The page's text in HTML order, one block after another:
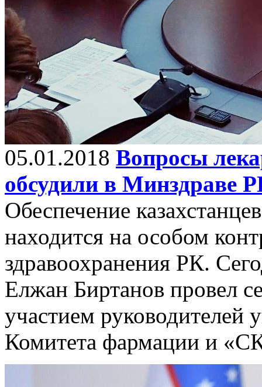
05.01.2018 Вопросы
обсудили в Минздраве
Обеспечение
находится на особом
здравоохранения РК.
Елжан Биртанов провел
участием руководителей
Комитета фармации и